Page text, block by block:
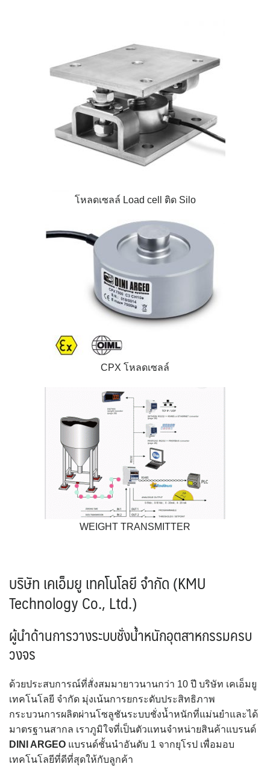
โหลดเซลล์ Load cell ติด Silo
CPX โหลดเซลล์
WEIGHT TRANSMITTER
บริษัท เคเอ็มยู เทคโนโลยี จำกัด (KMU
Technology Co., Ltd.)
ผู้นำด้านการวางระบบชั่งน้ำหนักอุตสาหกรรมครบ
วงจร
ด้วยประสบการณ์ที่สั่งสมมายาวนานกว่า 10 ปี บริษัท เคเอ็มยู
เทคโนโลยี จำกัด มุ่งเน้นการยกระดับประสิทธิภาพ
กระบวนการผลิตผ่านโซลูชันระบบชั่งน้ำหนักที่แม่นยำและได้
มาตรฐานสากล เราภูมิใจที่เป็นตัวแทนจำหน่ายสินค้าแบรนด์
DINI ARGEO แบรนด์ชั้นนำอันดับ 1 จากยุโรป เพื่อมอบ
เทคโนโลยีที่ดีที่สุดให้กับลูกค้า